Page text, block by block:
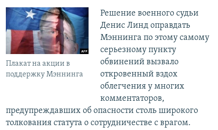
Плакат на акции в
поддержку Мэннинга
Решение военного судьи
Денис Линд оправдать
Мэннинга по этому самому
серьезному пункту
обвинений вызвало
откровенный вздох
облегчения у многих
комментаторов,
предупреждавших об опасности столь широкого
толкования статута о сотрудничестве с врагом.